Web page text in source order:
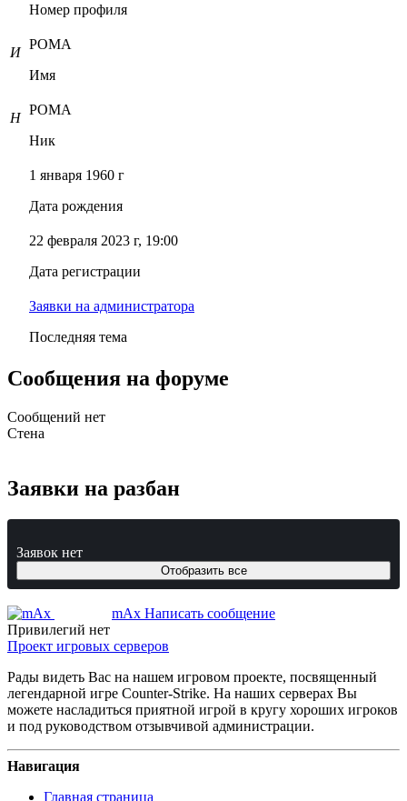
Номер профиля
И
РОМА
Имя
Н
РОМА
Ник
1 января 1960 г
Дата рождения
22 февраля 2023 г, 19:00
Дата регистрации
Заявки на администратора
Последняя тема
Сообщения на форуме
Сообщений нет
Стена
Заявки на разбан
Заявок нет
Отобразить все
mAx Написать сообщение
Привилегий нет
Проект игровых серверов
Рады видеть Вас на нашем игровом проекте, посвященный
легендарной игре Counter-Strike. На наших серверах Вы
можете насладиться приятной игрой в кругу хороших игроков
и под руководством отзывчивой администрации.
Навигация
Главная страница